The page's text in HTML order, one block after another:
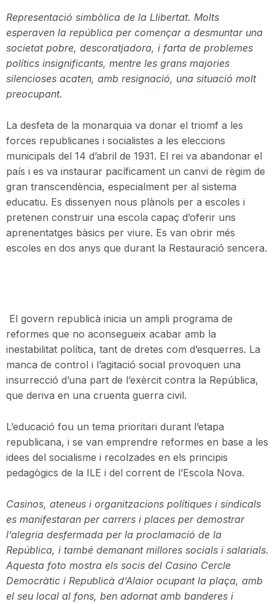
Representació simbòlica de la Llibertat. Molts
esperaven la república per començar a desmuntar una
societat pobre, descoratjadora, i farta de problemes
polítics insignificants, mentre les grans majories
silencioses acaten, amb resignació, una situació molt
preocupant.
La desfeta de la monarquia va donar el triomf a les
forces republicanes i socialistes a les eleccions
municipals del 14 d’abril de 1931. El rei va abandonar el
país i es va instaurar pacíficament un canvi de règim de
gran transcendència, especialment per al sistema
educatiu. Es dissenyen nous plànols per a escoles i
pretenen construir una escola capaç d’oferir uns
aprenentatges bàsics per viure. Es van obrir més
escoles en dos anys que durant la Restauració sencera.
El govern republicà inicia un ampli programa de
reformes que no aconsegueix acabar amb la
inestabilitat política, tant de dretes com d’esquerres. La
manca de control i l’agitació social provoquen una
insurrecció d’una part de l’exèrcit contra la República,
que deriva en una cruenta guerra civil.
L’educació fou un tema prioritari durant l’etapa
republicana, i se van emprendre reformes en base a les
idees del socialisme i recolzades en els principis
pedagògics de la ILE i del corrent de l’Escola Nova.
Casinos, ateneus i organitzacions polítiques i sindicals
es manifestaran per carrers i places per demostrar
l’alegria desfermada per la proclamació de la
República, i també demanant millores socials i salarials.
Aquesta foto mostra els socis del Casino Cercle
Democràtic i Republicà d’Alaior ocupant la plaça, amb
el seu local al fons, ben adornat amb banderes i